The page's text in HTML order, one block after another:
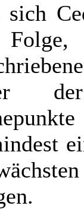
sich
Folge,